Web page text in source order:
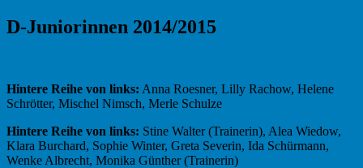
D-Juniorinnen 2014/2015
Hintere Reihe von links: Anna Roesner, Lilly Rachow, Helene
Schrötter, Mischel Nimsch, Merle Schulze
Hintere Reihe von links: Stine Walter (Trainerin), Alea Wiedow,
Klara Burchard, Sophie Winter, Greta Severin, Ida Schürmann,
Wenke Albrecht, Monika Günther (Trainerin)